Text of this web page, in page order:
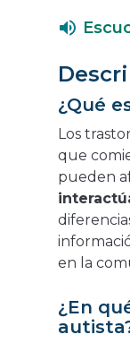
¿Qué
Los
que
pueden
en la
¿En